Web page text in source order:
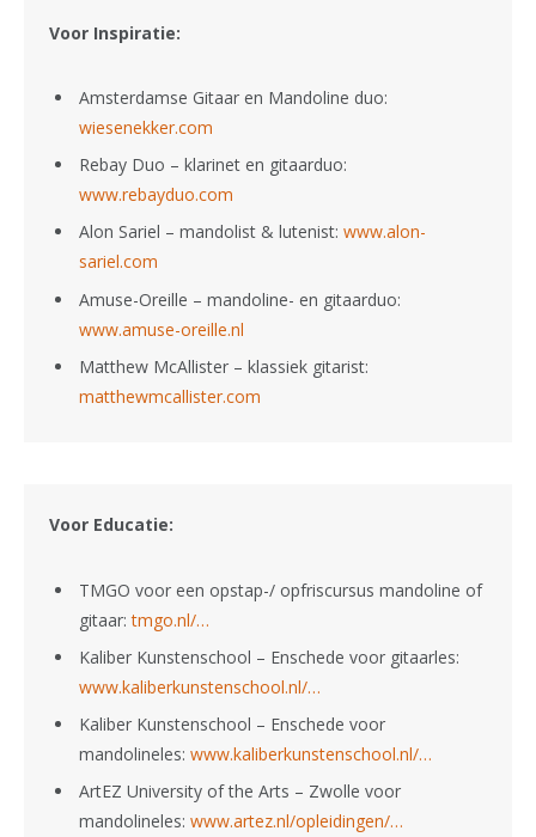
Voor Inspiratie:
Amsterdamse Gitaar en Mandoline duo:
wiesenekker.com
Rebay Duo – klarinet en gitaarduo:
www.rebayduo.com
Alon Sariel – mandolist & lutenist: www.alon-
sariel.com
Amuse-Oreille – mandoline- en gitaarduo:
www.amuse-oreille.nl
Matthew McAllister – klassiek gitarist:
matthewmcallister.com
Voor Educatie:
TMGO voor een opstap-/ opfriscursus mandoline of
gitaar:tmgo.nl/…
Kaliber Kunstenschool – Enschede voor gitaarles:
www.kaliberkunstenschool.nl/…
Kaliber Kunstenschool – Enschede voor
mandolineles: www.kaliberkunstenschool.nl/…
ArtEZ University of the Arts – Zwolle voor
mandolineles: www.artez.nl/opleidingen/…